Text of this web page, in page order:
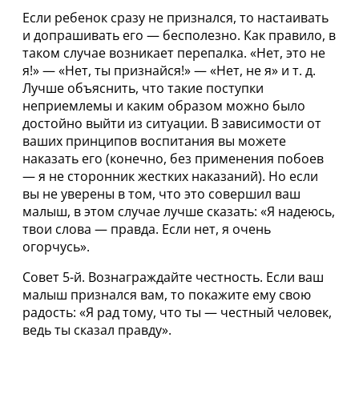
Если ребенок сразу не признался, то настаивать
и допрашивать его — бесполезно. Как правило, в
таком случае возникает перепалка. «Нет, это не
я!» — «Нет, ты признайся!» — «Нет, не я» и т. д.
Лучше объяснить, что такие поступки
неприемлемы и каким образом можно было
достойно выйти из ситуации. В зависимости от
ваших принципов воспитания вы можете
наказать его (конечно, без применения побоев
— я не сторонник жестких наказаний). Но если
вы не уверены в том, что это совершил ваш
малыш, в этом случае лучше сказать: «Я надеюсь,
твои слова — правда. Если нет, я очень
огорчусь».
Совет 5-й. Вознаграждайте честность. Если ваш
малыш признался вам, то покажите ему свою
радость: «Я рад тому, что ты — честный человек,
ведь ты сказал правду».